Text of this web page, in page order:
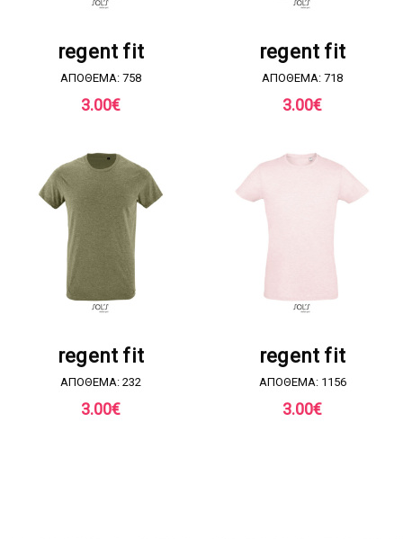
regent fit
ΑΠΟΘΕΜΑ: 758
3.00€
regent fit
ΑΠΟΘΕΜΑ: 718
3.00€
regent fit
ΑΠΟΘΕΜΑ: 232
3.00€
regent fit
ΑΠΟΘΕΜΑ: 1156
3.00€